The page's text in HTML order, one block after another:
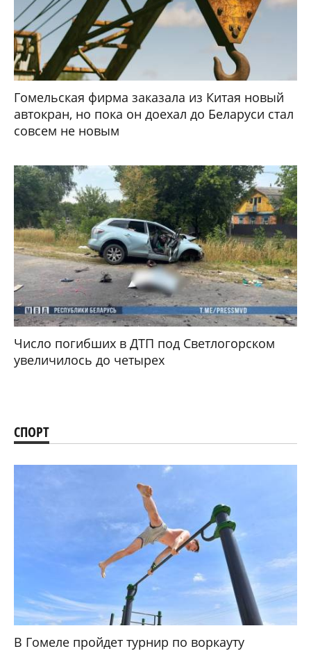
Гомельская фирма заказала из Китая новый
автокран, но пока он доехал до Беларуси стал
совсем не новым
Число погибших в ДТП под Светлогорском
увеличилось до четырех
СПОРТ
В Гомеле пройдет турнир по воркауту